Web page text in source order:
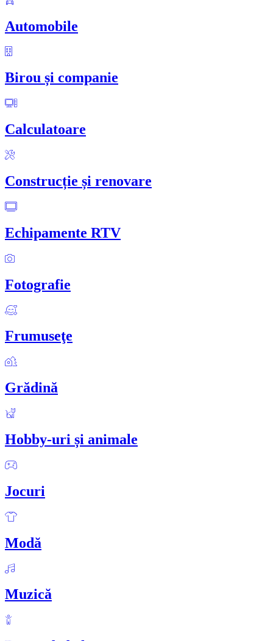
Automobile
Birou și companie
Calculatoare
Construcție și renovare
Echipamente RTV
Fotografie
Frumuseţe
Grădină
Hobby-uri și animale
Jocuri
Modă
Muzică